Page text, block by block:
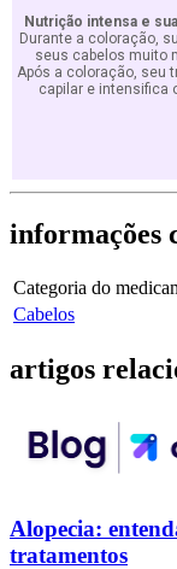
Nutrição intensa e
Durante a coloração,
seus cabelos muito
Após a coloração, seu
capilar e intensifica
informações
Categoria do
Cabelos
artigos
Alopecia:
tratamentos